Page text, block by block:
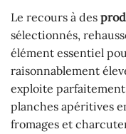
Le recours à des
sélectionnés,
élément essentiel
raisonnablement
exploite
planches apéritives
fromages et